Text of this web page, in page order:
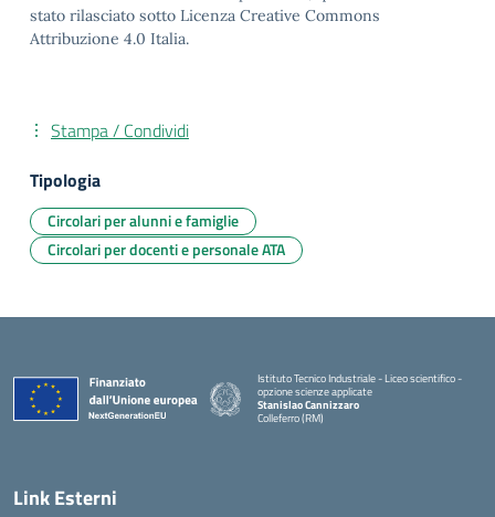
stato rilasciato sotto Licenza Creative Commons
Attribuzione 4.0 Italia.
Stampa / Condividi
Tipologia
Circolari per alunni e famiglie
Circolari per docenti e personale ATA
Istituto Tecnico Industriale - Liceo scientifico -
opzione scienze applicate
Stanislao Cannizzaro
Colleferro (RM)
Link Esterni